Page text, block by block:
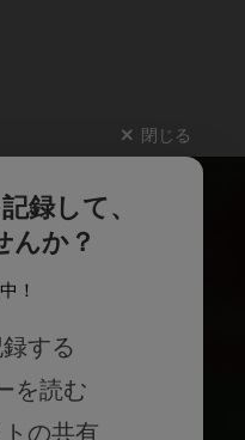
閉じる
録して、
んか？
！
する
を読む
の共有
入荷情報